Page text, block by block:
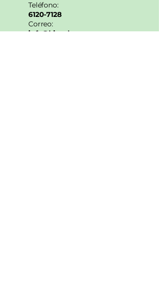
Teléfono:
6120-7128
Correo:
info@kimukcocr.com